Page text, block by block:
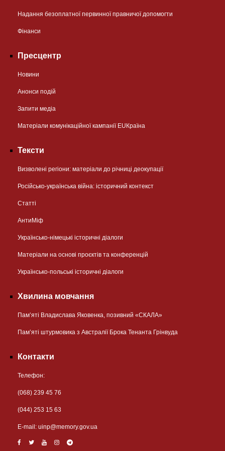
Надання безоплатної первинної правничої допомогти
Фінанси
Пресцентр
Новини
Анонси подій
Запити медіа
Матеріали комунікаційної кампанії EUКраїна
Тексти
Визволені регіони: матеріали до річниці деокупації
Російсько-українська війна: історичний контекст
Статті
АнтиМіф
Українсько-німецькі історичні діалоги
Матеріали на основі проєктів та конференцій
Українсько-польські історичні діалоги
Хвилина мовчання
Пам’яті Владислава Яковенка, позивний «СКАЛА»
Пам’яті штурмовика з Австралії Брока Тенанта Грінвуда
Контакти
Телефон:
(068) 239 45 76
(044) 253 15 63
Е-mail: uinp@memory.gov.ua